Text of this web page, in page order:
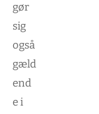
gør
sig
også
gæld
end
e i